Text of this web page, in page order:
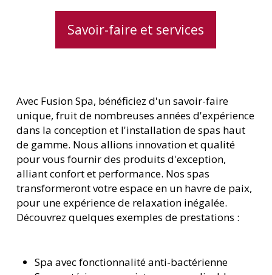
Savoir-faire et services
Avec Fusion Spa, bénéficiez d'un savoir-faire
unique, fruit de nombreuses années d'expérience
dans la conception et l'installation de spas haut
de gamme. Nous allions innovation et qualité
pour vous fournir des produits d'exception,
alliant confort et performance. Nos spas
transformeront votre espace en un havre de paix,
pour une expérience de relaxation inégalée.
Découvrez quelques exemples de prestations :
Spa avec fonctionnalité anti-bactérienne